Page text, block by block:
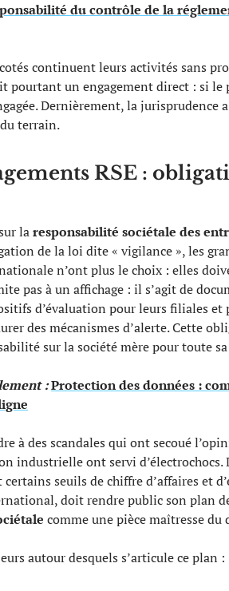
du contrôle de la
continuent leurs activités sans
pourtant un engagement direct : si
Dernièrement, la
terrain.
RSE :
laresponsabilité sociétale des
de la loi dite « vigilance », les
n’ont plus le choix : elles
pas à un affichage : il s’agit de
d’évaluation pour leurs filiales
des mécanismes d’alerte. Cette
sur la société mère pour toute
:Protection des données :
à des scandales qui ont secoué
industrielle ont servi
certains seuils de chiffre d’affaires et
doit rendre public son plan
comme une pièce maîtresse du
autour desquels s’articule ce plan :